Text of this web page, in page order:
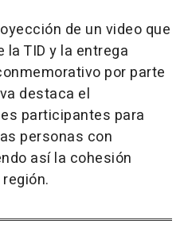
de un video que
TID y la entrega
por parte
destaca el
participantes para
personas con
así la cohesión